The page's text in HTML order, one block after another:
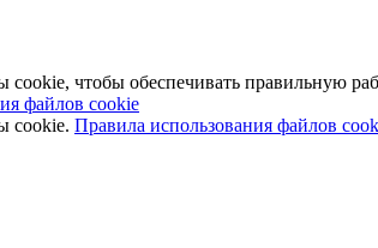
чтобы обеспечивать правильную
файлов cookie
cookie. Правила использования файлов